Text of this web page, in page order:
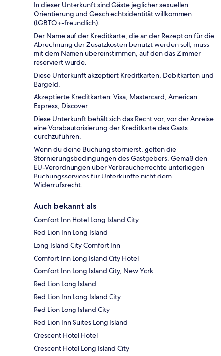
In dieser Unterkunft sind Gäste jeglicher sexuellen
Orientierung und Geschlechtsidentität willkommen
(LGBTQ+-freundlich).
Der Name auf der Kreditkarte, die an der Rezeption für die
Abrechnung der Zusatzkosten benutzt werden soll, muss
mit dem Namen übereinstimmen, auf den das Zimmer
reserviert wurde.
Diese Unterkunft akzeptiert Kreditkarten, Debitkarten und
Bargeld.
Akzeptierte Kreditkarten: Visa, Mastercard, American
Express, Discover
Diese Unterkunft behält sich das Recht vor, vor der Anreise
eine Vorabautorisierung der Kreditkarte des Gasts
durchzuführen.
Wenn du deine Buchung stornierst, gelten die
Stornierungsbedingungen des Gastgebers. Gemäß den
EU-Verordnungen über Verbraucherrechte unterliegen
Buchungsservices für Unterkünfte nicht dem
Widerrufsrecht.
Auch bekannt als
Comfort Inn Hotel Long Island City
Red Lion Inn Long Island
Long Island City Comfort Inn
Comfort Inn Long Island City Hotel
Comfort Inn Long Island City, New York
Red Lion Long Island
Red Lion Inn Long Island City
Red Lion Long Island City
Red Lion Inn Suites Long Island
Crescent Hotel Hotel
Crescent Hotel Long Island City